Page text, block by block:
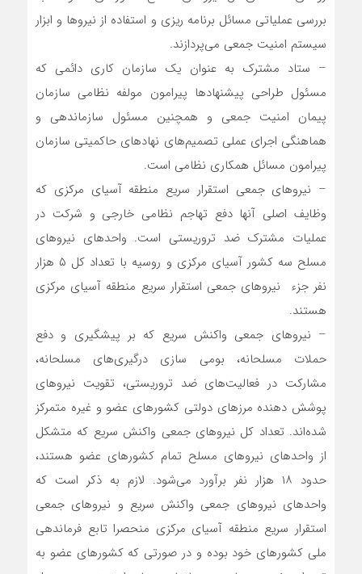
بررسی عملیاتی مسائل برنامه ریزی و استفاده از نیروها و ابزار
سیستم امنیت جمعی می‌پردازند.
– ستاد مشترک به عنوان یک سازمان کاری دائمی که
مسئول طراحی پیشنهادها پیرامون مولفه نظامی سازمان
پیمان امنیت جمعی و همچنین مسئول سازماندهی و
هماهنگی اجرای عملی تصمیم‌های نهادهای حاکمیتی سازمان
پیرامون مسائل همکاری نظامی است.
– نیروهای جمعی استقرار سریع منطقه آسیای مرکزی که
وظایف اصلی آنها دفع تهاجم نظامی خارجی و شرکت در
عملیات مشترک ضد تروریستی است. واحدهای نیروهای
مسلح سه کشور آسیای مرکزی و روسیه با تعداد کل ۵ هزار
نفر جزء نیروهای جمعی استقرار سریع منطقه آسیای مرکزی
هستند.
– نیروهای جمعی واکنش سریع که بر پیشگیری و دفع
حملات مسلحانه، بومی سازی درگیری‌های مسلحانه،
مشارکت در فعالیت‌های ضد تروریستی، تقویت نیروهای
پوشش دهنده مرزهای دولتی کشورهای عضو و غیره متمرکز
شده‌اند. تعداد کل نیروهای جمعی واکنش سریع که متشکل
از واحدهای نیروهای مسلح تمام کشورهای عضو هستند،
حدود ۱۸ هزار نفر برآورد می‌شود. لازم به ذکر است که
واحدهای نیروهای جمعی واکنش سریع و نیروهای جمعی
استقرار سریع منطقه آسیای مرکزی منحصرا تابع فرماندهی
ملی کشورهای خود بوده و در صورتی که کشورهای عضو به